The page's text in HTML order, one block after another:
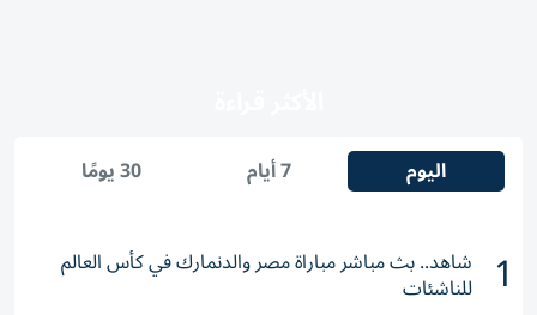
اليوم 7 أيام 30 يومًا
1 شاهد.. بث مباشر مباراة مصر والدنمارك في كأس العالم
للناشئات